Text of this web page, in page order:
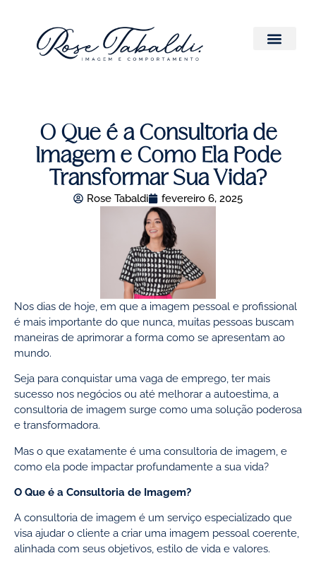
O Que é a Consultoria de
Imagem e Como Ela Pode
Transformar Sua Vida?
Rose Tabaldi fevereiro 6, 2025
Nos dias de hoje, em que a imagem pessoal e profissional
é mais importante do que nunca, muitas pessoas buscam
maneiras de aprimorar a forma como se apresentam ao
mundo.
Seja para conquistar uma vaga de emprego, ter mais
sucesso nos negócios ou até melhorar a autoestima, a
consultoria de imagem surge como uma solução poderosa
e transformadora.
Mas o que exatamente é uma consultoria de imagem, e
como ela pode impactar profundamente a sua vida?
O Que é a Consultoria de Imagem?
A consultoria de imagem é um serviço especializado que
visa ajudar o cliente a criar uma imagem pessoal coerente,
alinhada com seus objetivos, estilo de vida e valores.